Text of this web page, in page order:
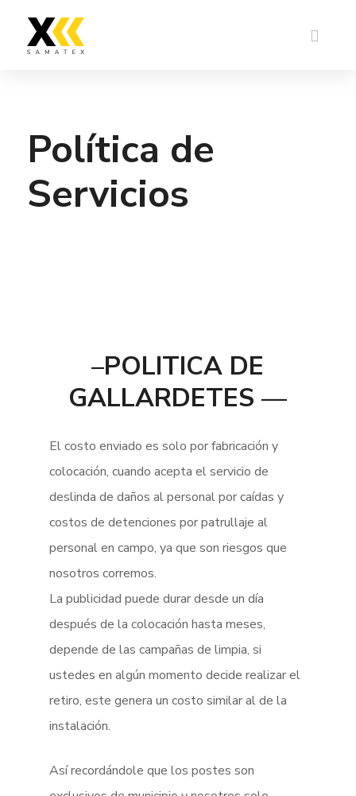
Política de
Servicios
–POLITICA DE
GALLARDETES —
El costo enviado es solo por fabricación y
colocación, cuando acepta el servicio de
deslinda de daños al personal por caídas y
costos de detenciones por patrullaje al
personal en campo, ya que son riesgos que
nosotros corremos.
La publicidad puede durar desde un día
después de la colocación hasta meses,
depende de las campañas de limpia, si
ustedes en algún momento decide realizar el
retiro, este genera un costo similar al de la
instalación.
Así recordándole que los postes son